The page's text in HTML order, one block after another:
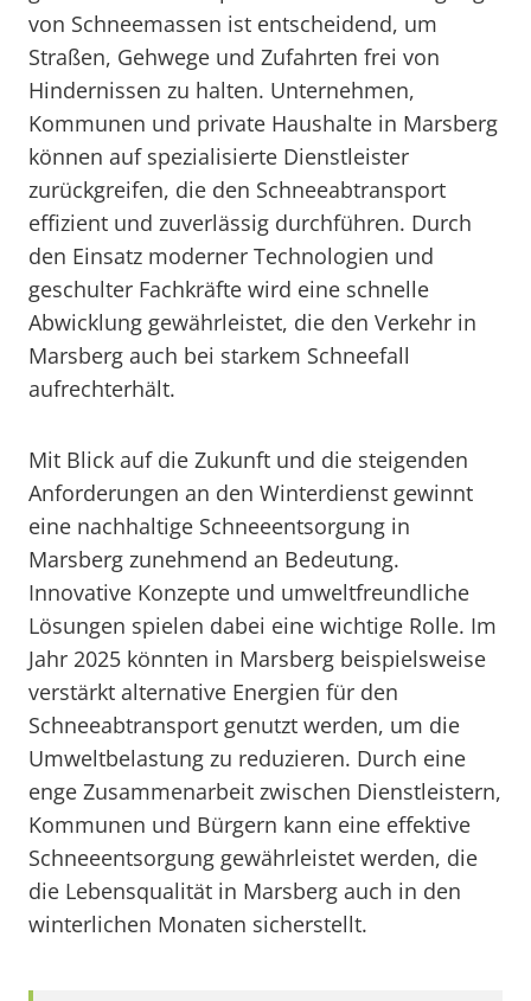
von Schneemassen ist entscheidend, um
Straßen, Gehwege und Zufahrten frei von
Hindernissen zu halten. Unternehmen,
Kommunen und private Haushalte in Marsberg
können auf spezialisierte Dienstleister
zurückgreifen, die den Schneeabtransport
effizient und zuverlässig durchführen. Durch
den Einsatz moderner Technologien und
geschulter Fachkräfte wird eine schnelle
Abwicklung gewährleistet, die den Verkehr in
Marsberg auch bei starkem Schneefall
aufrechterhält.
Mit Blick auf die Zukunft und die steigenden
Anforderungen an den Winterdienst gewinnt
eine nachhaltige Schneeentsorgung in
Marsberg zunehmend an Bedeutung.
Innovative Konzepte und umweltfreundliche
Lösungen spielen dabei eine wichtige Rolle. Im
Jahr 2025 könnten in Marsberg beispielsweise
verstärkt alternative Energien für den
Schneeabtransport genutzt werden, um die
Umweltbelastung zu reduzieren. Durch eine
enge Zusammenarbeit zwischen Dienstleistern,
Kommunen und Bürgern kann eine effektive
Schneeentsorgung gewährleistet werden, die
die Lebensqualität in Marsberg auch in den
winterlichen Monaten sicherstellt.